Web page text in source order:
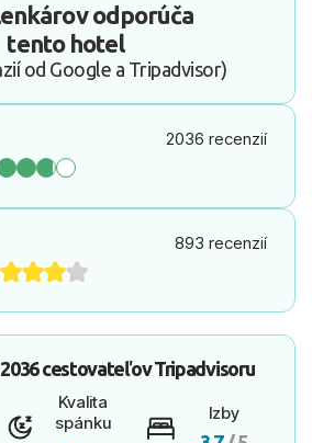
odporúča
tento hotel
od Google a Tripadvisor)
2036 recenzií
893 recenzií
2036 cestovateľovTripadvisoru
Kvalita
spánku
Izby